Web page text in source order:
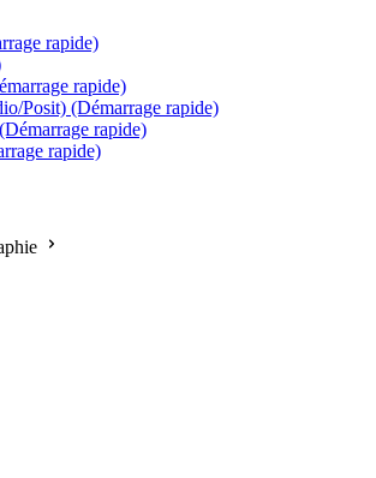
rapide)
rapide)
Posit) (Démarrage rapide)
rapide)
rapide)